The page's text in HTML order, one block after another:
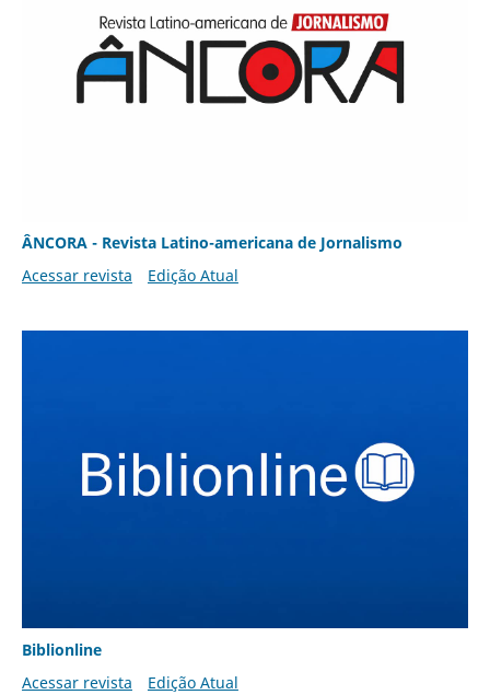
ÂNCORA - Revista Latino-americana de Jornalismo
Acessar revista
Edição Atual
Biblionline
Acessar revista
Edição Atual